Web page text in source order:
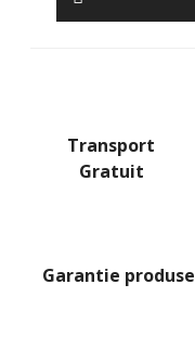
Transport
Gratuit
Garantie produse